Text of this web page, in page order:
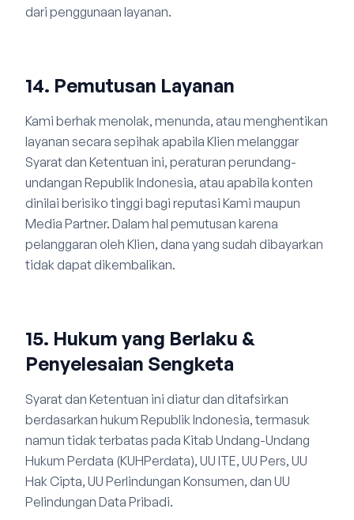
dari penggunaan layanan.
14. Pemutusan Layanan
Kami berhak menolak, menunda, atau menghentikan
layanan secara sepihak apabila Klien melanggar
Syarat dan Ketentuan ini, peraturan perundang-
undangan Republik Indonesia, atau apabila konten
dinilai berisiko tinggi bagi reputasi Kami maupun
Media Partner. Dalam hal pemutusan karena
pelanggaran oleh Klien, dana yang sudah dibayarkan
tidak dapat dikembalikan.
15. Hukum yang Berlaku &
Penyelesaian Sengketa
Syarat dan Ketentuan ini diatur dan ditafsirkan
berdasarkan hukum Republik Indonesia, termasuk
namun tidak terbatas pada Kitab Undang-Undang
Hukum Perdata (KUHPerdata), UU ITE, UU Pers, UU
Hak Cipta, UU Perlindungan Konsumen, dan UU
Pelindungan Data Pribadi.